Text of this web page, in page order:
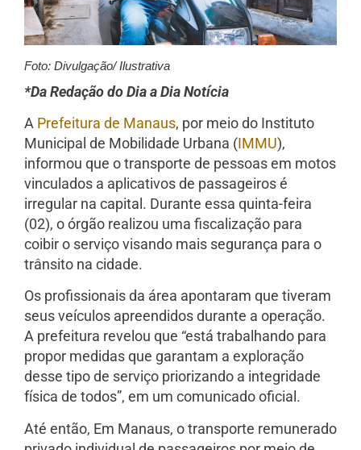
Foto: Divulgação/ Ilustrativa
*Da Redação do Dia a Dia Notícia
A Prefeitura de Manaus, por meio do Instituto
Municipal de Mobilidade Urbana (IMMU),
informou que o transporte de pessoas em motos
vinculados a aplicativos de passageiros é
irregular na capital. Durante essa quinta-feira
(02), o órgão realizou uma fiscalização para
coibir o serviço visando mais segurança para o
trânsito na cidade.
Os profissionais da área apontaram que tiveram
seus veículos apreendidos durante a operação.
A prefeitura revelou que “está trabalhando para
propor medidas que garantam a exploração
desse tipo de serviço priorizando a integridade
física de todos”, em um comunicado oficial.
Até então, Em Manaus, o transporte remunerado